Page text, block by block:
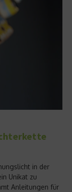
in der
Unikat zu
Anleitungen für